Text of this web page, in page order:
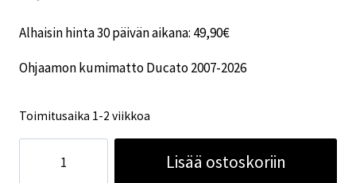
Alhaisin hinta 30 päivän aikana: 49,90€
Ohjaamon kumimatto Ducato 2007-2026
Toimitusaika 1-2 viikkoa
kumimatto
Lisää ostoskoriin